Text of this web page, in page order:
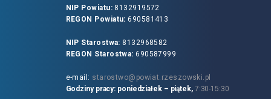
NIP Powiatu:8132919572
REGON Powiatu: 690581413
NIP Starostwa: 8132968582
REGON Starostwa: 690587999
e-mail: starostwo@powiat.rzeszowski.pl
Godziny pracy: poniedziałek – piątek, 7:30-15:30